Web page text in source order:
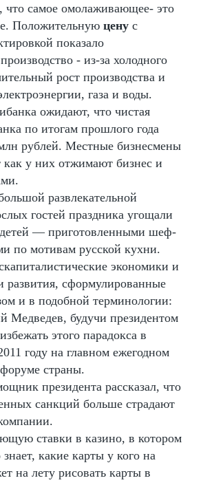
самое омолаживающее- это
Положительную цену с
показало
- из-за холодного
рост производства и
газа и воды.
ожидают, что чистая
по итогам прошлого года
рублей. Местные бизнесмены
как у них отжимают бизнес и
развлекательной
гостей праздника угощали
— приготовленными шеф-
по мотивам русской кухни.
экономики и
развития, сформулированные
и в подобной терминологии:
Медведев, будучи президентом
этого парадокса в
году на главном ежегодном
страны.
президента рассказал, что
санкций больше страдают
ставки в казино, в котором
какие карты у кого на
на лету рисовать карты в